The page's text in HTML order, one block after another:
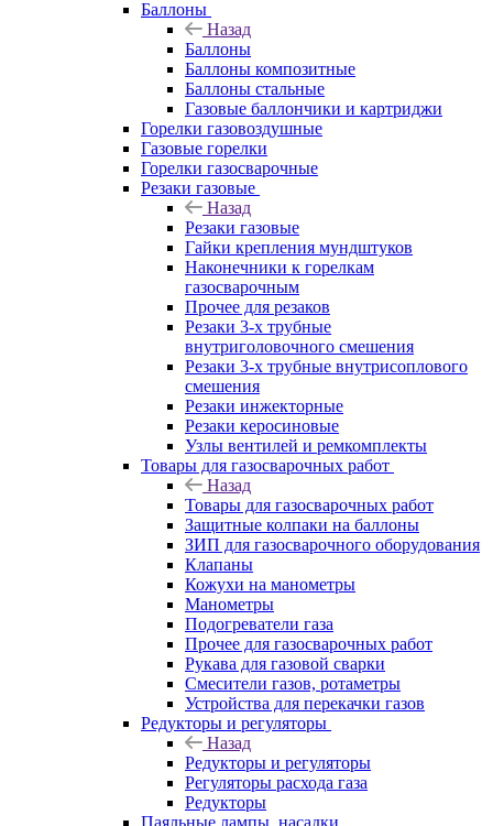
Баллоны
Назад
Баллоны
Баллоны композитные
Баллоны стальные
Газовые баллончики и картриджи
Горелки газовоздушные
Газовые горелки
Горелки газосварочные
Резаки газовые
Назад
Резаки газовые
Гайки крепления мундштуков
Наконечники к горелкам
газосварочным
Прочее для резаков
Резаки 3-х трубные
внутриголовочного смешения
Резаки 3-х трубные внутрисоплового
смешения
Резаки инжекторные
Резаки керосиновые
Узлы вентилей и ремкомплекты
Товары для газосварочных работ
Назад
Товары для газосварочных работ
Защитные колпаки на баллоны
ЗИП для газосварочного оборудования
Клапаны
Кожухи на манометры
Манометры
Подогреватели газа
Прочее для газосварочных работ
Рукава для газовой сварки
Смесители газов, ротаметры
Устройства для перекачки газов
Редукторы и регуляторы
Назад
Редукторы и регуляторы
Регуляторы расхода газа
Редукторы
Паяльные лампы, насадки